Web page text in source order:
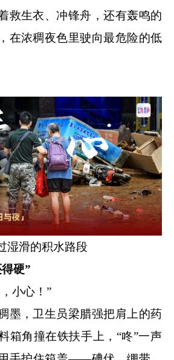
救生衣、冲锋舟，还有轰鸣的
在浓稠夜色里驶向最危险的低
湿滑的积水路段
硬”
小心！”
，卫生员梁腊强把肩上的药
箱角撞在铁扶手上，“咚”一声